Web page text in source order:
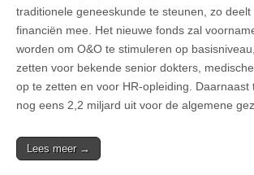
traditionele geneeskunde te steunen, zo
financiën mee. Het nieuwe fonds zal
worden om O&O te stimuleren op
zetten voor bekende senior dokters,
op te zetten en voor HR-opleiding. Daarnaast
nog eens 2,2 miljard uit voor de algemene
Lees meer →